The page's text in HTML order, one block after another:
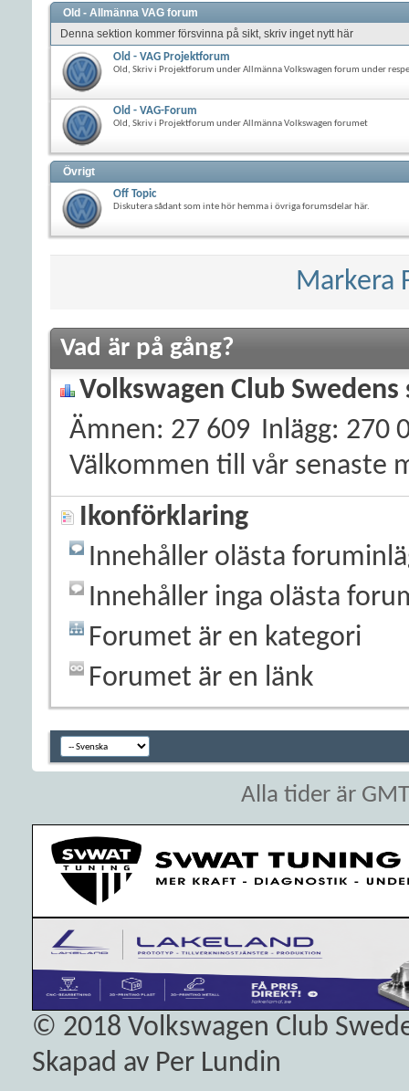
Old - Allmänna VAG forum
Denna sektion kommer försvinna på sikt, skriv inget nytt här
Old - VAG Projektforum
Old, Skriv i Projektforum under Allmänna Volkswagen forum under
Old - VAG-Forum
Old, Skriv i Projektforum under Allmänna Volkswagen forumet
Övrigt
Off Topic
Diskutera sådant som inte hör hemma i övriga forumsdelar här.
Markera
Vad är på gång?
Volkswagen Club
Ämnen 27 609 Inlägg 270
Välkommen till vår senaste
Ikonförklaring
Innehåller olästa
Innehåller inga olästa
Forumet är en kategori
Forumet är en länk
Alla tider är
© 2018 Volkswagen Club
Skapad av Per Lundin